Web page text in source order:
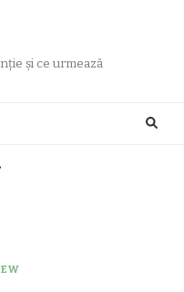
și ce urmează